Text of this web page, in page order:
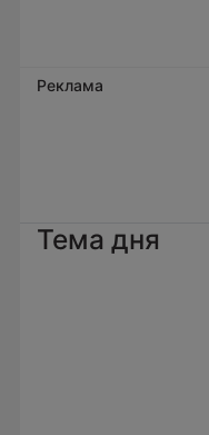
Реклама
Тема дня